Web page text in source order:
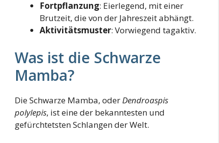
Fortpflanzung: Eierlegend, mit einer
Brutzeit, die von der Jahreszeit abhängt.
Aktivitätsmuster: Vorwiegend tagaktiv.
Was ist die Schwarze
Mamba?
Die Schwarze Mamba, oderDendroaspis
polylepis, ist eine der bekanntesten und
gefürchtetsten Schlangen der Welt.